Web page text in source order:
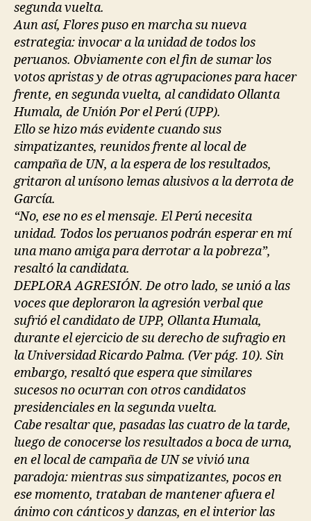
segunda vuelta.
Aun así, Flores puso en marcha su nueva
estrategia: invocar a la unidad de todos los
peruanos. Obviamente con el fin de sumar los
votos apristas y de otras agrupaciones para hacer
frente, en segunda vuelta, al candidato Ollanta
Humala, de Unión Por el Perú (UPP).
Ello se hizo más evidente cuando sus
simpatizantes, reunidos frente al local de
campaña de UN, a la espera de los resultados,
gritaron al unísono lemas alusivos a la derrota de
García.
“No, ese no es el mensaje. El Perú necesita
unidad. Todos los peruanos podrán esperar en mí
una mano amiga para derrotar a la pobreza”,
resaltó la candidata.
DEPLORA AGRESIÓN. De otro lado, se unió a las
voces que deploraron la agresión verbal que
sufrió el candidato de UPP, Ollanta Humala,
durante el ejercicio de su derecho de sufragio en
la Universidad Ricardo Palma. (Ver pág. 10). Sin
embargo, resaltó que espera que similares
sucesos no ocurran con otros candidatos
presidenciales en la segunda vuelta.
Cabe resaltar que, pasadas las cuatro de la tarde,
luego de conocerse los resultados a boca de urna,
en el local de campaña de UN se vivió una
paradoja: mientras sus simpatizantes, pocos en
ese momento, trataban de mantener afuera el
ánimo con cánticos y danzas, en el interior las